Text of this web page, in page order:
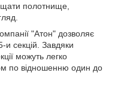
полотнище,
"Атон" дозволяє
и секцій. Завдяки
можуть легко
по відношенню один до